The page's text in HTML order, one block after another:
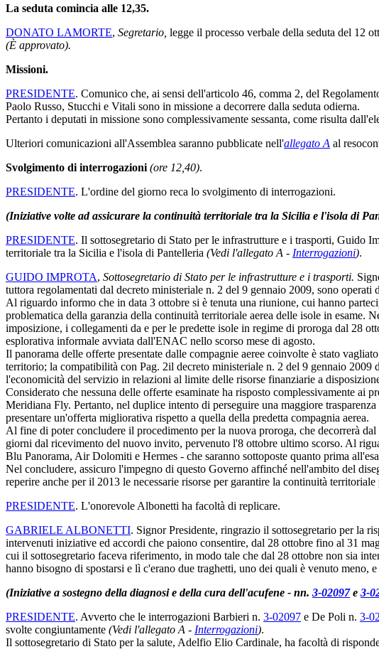
La seduta comincia alle 12,35.
DONATO LAMORTE, Segretario, legge il processo verbale della seduta del 12
(È approvato).
Missioni.
PRESIDENTE. Comunico che, ai sensi dell'articolo 46, comma 2, del
Paolo Russo, Stucchi e Vitali sono in missione a decorrere dalla seduta odierna.
Pertanto i deputati in missione sono complessivamente sessanta, come risulta
Ulteriori comunicazioni all'Assemblea saranno pubblicate nell'allegato A al
Svolgimento di interrogazioni (ore 12,40).
PRESIDENTE. L'ordine del giorno reca lo svolgimento di interrogazioni.
(Iniziative volte ad assicurare la continuità territoriale tra la Sicilia e l'isola di
PRESIDENTE. Il sottosegretario di Stato per le infrastrutture e i trasporti, Guido
territoriale tra la Sicilia e l'isola di Pantelleria (Vedi l'allegato A - Interrogazioni).
GUIDO IMPROTA, Sottosegretario di Stato per le infrastrutture e i trasporti.
tuttora regolamentati dal decreto ministeriale n. 2 del 9 gennaio 2009, sono
Al riguardo informo che in data 3 ottobre si è tenuta una riunione, cui hanno
problematica della garanzia della continuità territoriale aerea delle isole in esame.
imposizione, i collegamenti da e per le predette isole in regime di proroga dal 28
esplorativa informale avviata dall'ENAC nello scorso mese di agosto.
Il panorama delle offerte presentate dalle compagnie aeree coinvolte è stato
territorio; la compatibilità con Pag. 2il decreto ministeriale n. 2 del 9 gennaio
l'economicità del servizio in relazioni al limite delle risorse finanziarie a
Considerato che nessuna delle offerte esaminate ha risposto complessivamente ai
Meridiana Fly. Pertanto, nel duplice intento di perseguire una maggiore
presentare un'offerta migliorativa rispetto a quella della predetta compagnia aerea.
Al fine di poter concludere il procedimento per la nuova proroga, che decorrerà
giorni dal ricevimento del nuovo invito, pervenuto l'8 ottobre ultimo scorso. Al
Blu Panorama, Air Dolomiti e Hermes - che saranno sottoposte quanto prima
Nel concludere, assicuro l'impegno di questo Governo affinché nell'ambito del
reperire anche per il 2013 le necessarie risorse per garantire la continuità
PRESIDENTE. L'onorevole Albonetti ha facoltà di replicare.
GABRIELE ALBONETTI. Signor Presidente, ringrazio il sottosegretario per la
intervenuti iniziative ed accordi che paiono consentire, dal 28 ottobre fino al 31
cui il sottosegretario faceva riferimento, in modo tale che dal 28 ottobre non sia
hanno bisogno di spostarsi e lì c'erano due traghetti, uno dei quali è venuto
(Iniziative a sostegno della diagnosi e della cura dell'acufene - nn. 3-02097e 3-
PRESIDENTE. Avverto che le interrogazioni Barbieri n. 3-02097 e De Poli n. 3-
svolte congiuntamente (Vedi l'allegato A - Interrogazioni).
Il sottosegretario di Stato per la salute, Adelfio Elio Cardinale, ha facoltà di